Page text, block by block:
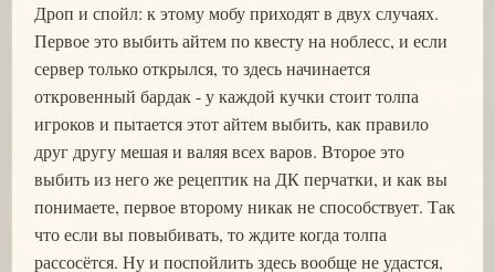
Дроп и спойл: к этому мобу приходят в двух случаях.
Первое это выбить айтем по квесту на ноблесс, и если
сервер только открылся, то здесь начинается
откровенный бардак - у каждой кучки стоит толпа
игроков и пытается этот айтем выбить, как правило
друг другу мешая и валяя всех варов. Второе это
выбить из него же рецептик на ДК перчатки, и как вы
понимаете, первое второму никак не способствует. Так
что если вы повыбивать, то ждите когда толпа
рассосётся. Ну и поспойлить здесь вообще не удастся,